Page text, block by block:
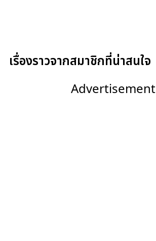
เรื่องราวจากสมาชิกที่น่าสนใจ
Advertisement